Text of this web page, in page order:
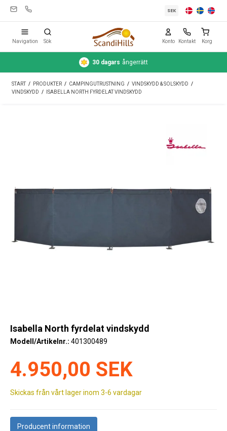
Tält
Gas
Restförsäljning
SEK
Navigation Sök Konto Kontakt Korg
Säker betalning
START / PRODUKTER / CAMPINGUTRUSTNING / VINDSKYDD & SOLSKYDD /
VINDSKYDD / ISABELLA NORTH FYRDELAT VINDSKYDD
Isabella North fyrdelat vindskydd
Modell/Artikelnr.: 401300489
4.950,00 SEK
Skickas från vårt lager inom 3-6 vardagar
Producent information